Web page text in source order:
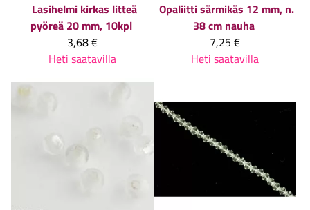
Lasihelmi kirkas litteä
pyöreä 20 mm, 10kpl
3,68 €
Heti saatavilla
Opaliitti särmikäs 12 mm, n.
38 cm nauha
7,25 €
Heti saatavilla